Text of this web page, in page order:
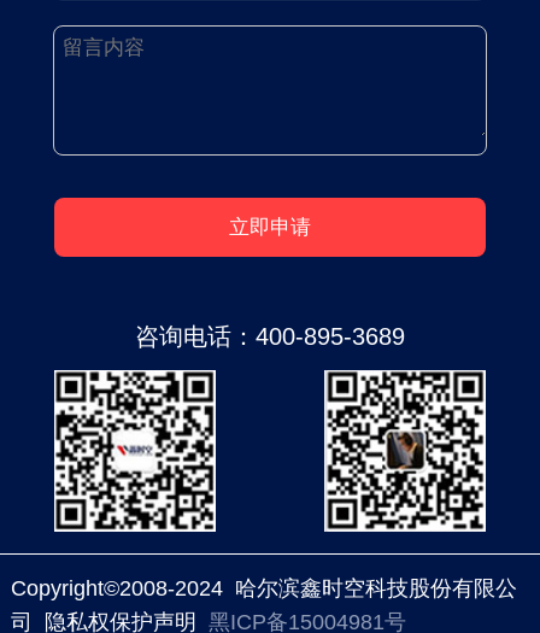
定程度上造成了恶性循环。想节约成本而制作
出来的3D动漫自然效果不佳。人物建模粗糙、
这种现象更为明显。
术不够。就拿《穿书自救指南》动画来举个例
子，同样的画面2D效果明显就比3D效果更加生
动。中规中矩的2D画风变成了3D效果，明显就
变得廉价了很多。不过幸亏《穿书自救指南》动
画的剧情过硬，挽回了颓势。
高水准的3D国漫也不是没有，但精美的原画建
模、华丽的打斗场景和新技术的研发都是非常烧
咨询电话： 400-895-3689
Copyright©2008-2024 哈尔滨鑫时空科技股份有限公
司 隐私权保护声明 黑ICP备15004981号